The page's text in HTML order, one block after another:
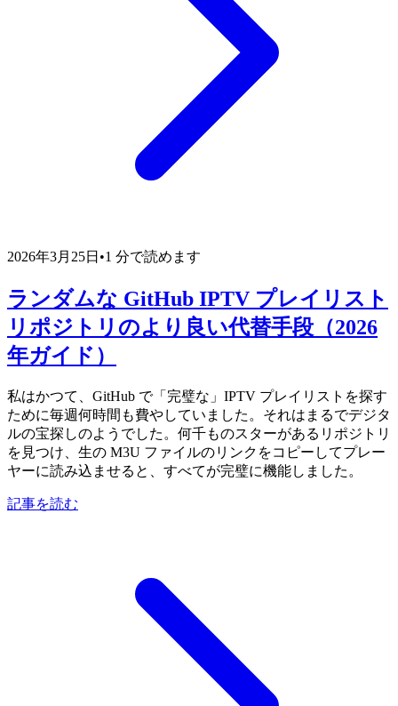
2026年3月25日 •1 分で読めます
ランダムな GitHub IPTV プレイリスト
リポジトリのより良い代替手段（2026
年ガイド）
私はかつて、GitHub で「完璧な」IPTV プレイリストを探す
ために毎週何時間も費やしていました。それはまるでデジタ
ルの宝探しのようでした。何千ものスターがあるリポジトリ
を見つけ、生の M3U ファイルのリンクをコピーしてプレー
ヤーに読み込ませると、すべてが完璧に機能しました。
記事を読む